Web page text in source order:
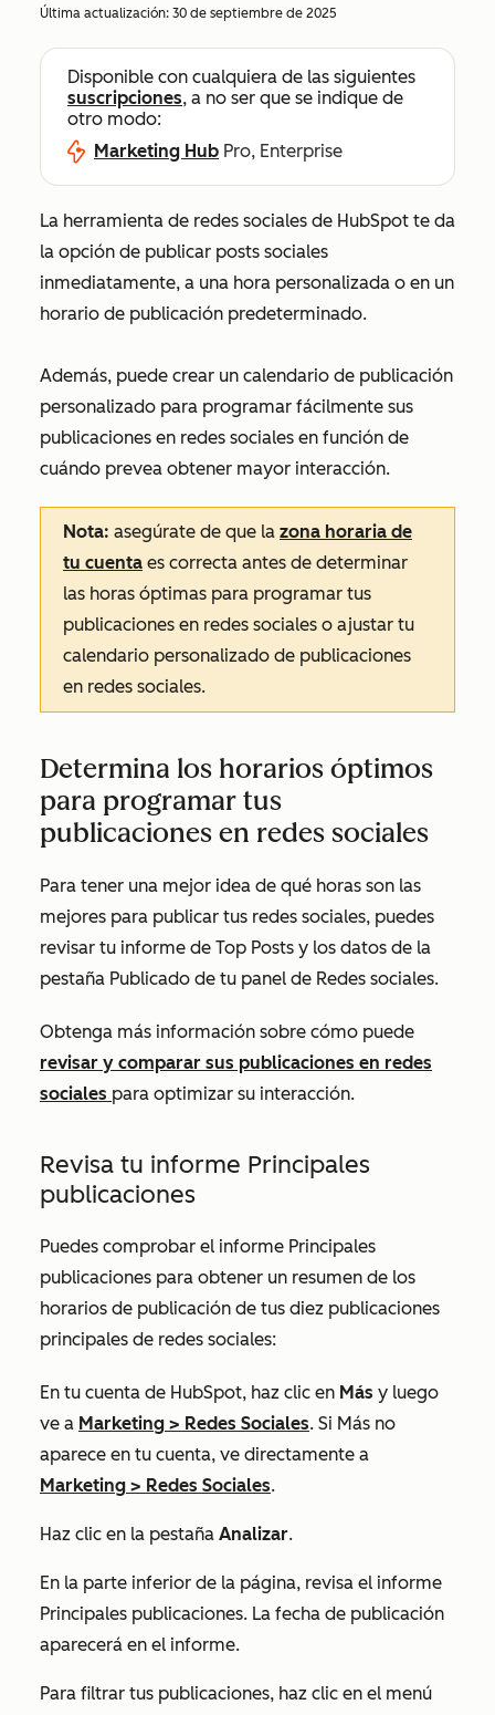
Última actualización: 30 de septiembre de 2025
Disponible con cualquiera de las siguientes
suscripciones, a no ser que se indique de
otro modo:
Marketing Hub Pro, Enterprise
La herramienta de redes sociales de HubSpot te da
la opción de publicar posts sociales
inmediatamente, a una hora personalizada o en un
horario de publicación predeterminado.
Además, puede crear un calendario de publicación
personalizado para programar fácilmente sus
publicaciones en redes sociales en función de
cuándo prevea obtener mayor interacción.
Nota: asegúrate de que la zona horaria de
tu cuenta es correcta antes de determinar
las horas óptimas para programar tus
publicaciones en redes sociales o ajustar tu
calendario personalizado de publicaciones
en redes sociales.
Determina los horarios óptimos
para programar tus
publicaciones en redes sociales
Para tener una mejor idea de qué horas son las
mejores para publicar tus redes sociales, puedes
revisar tu informe de Top Posts y los datos de la
pestaña Publicado de tu panel de Redes sociales.
Obtenga más información sobre cómo puede
revisar y comparar sus publicaciones en redes
sociales para optimizar su interacción.
Revisa tu informe Principales
publicaciones
Puedes comprobar el informe Principales
publicaciones para obtener un resumen de los
horarios de publicación de tus diez publicaciones
principales de redes sociales:
En tu cuenta de HubSpot, haz clic en Más y luego
ve a Marketing > Redes Sociales. Si Más no
aparece en tu cuenta, ve directamente a
Marketing > Redes Sociales.
Haz clic en la pestaña Analizar.
En la parte inferior de la página, revisa el informe
Principales publicaciones. La fecha de publicación
aparecerá en el informe.
Para filtrar tus publicaciones, haz clic en el menú